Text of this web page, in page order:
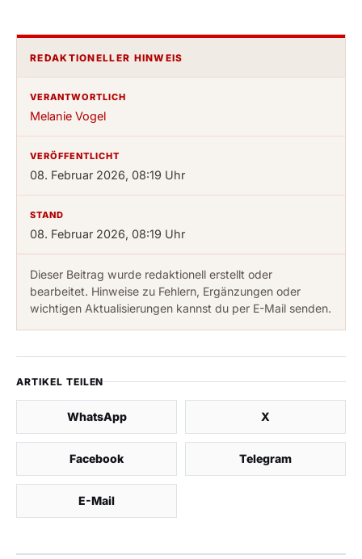
REDAKTIONELLER HINWEIS
VERANTWORTLICH
Melanie Vogel
VERÖFFENTLICHT
08. Februar 2026, 08:19 Uhr
STAND
08. Februar 2026, 08:19 Uhr
Dieser Beitrag wurde redaktionell erstellt oder
bearbeitet. Hinweise zu Fehlern, Ergänzungen oder
wichtigen Aktualisierungen kannst du per E-Mail senden.
ARTIKEL TEILEN
WhatsApp X
Facebook Telegram
E-Mail